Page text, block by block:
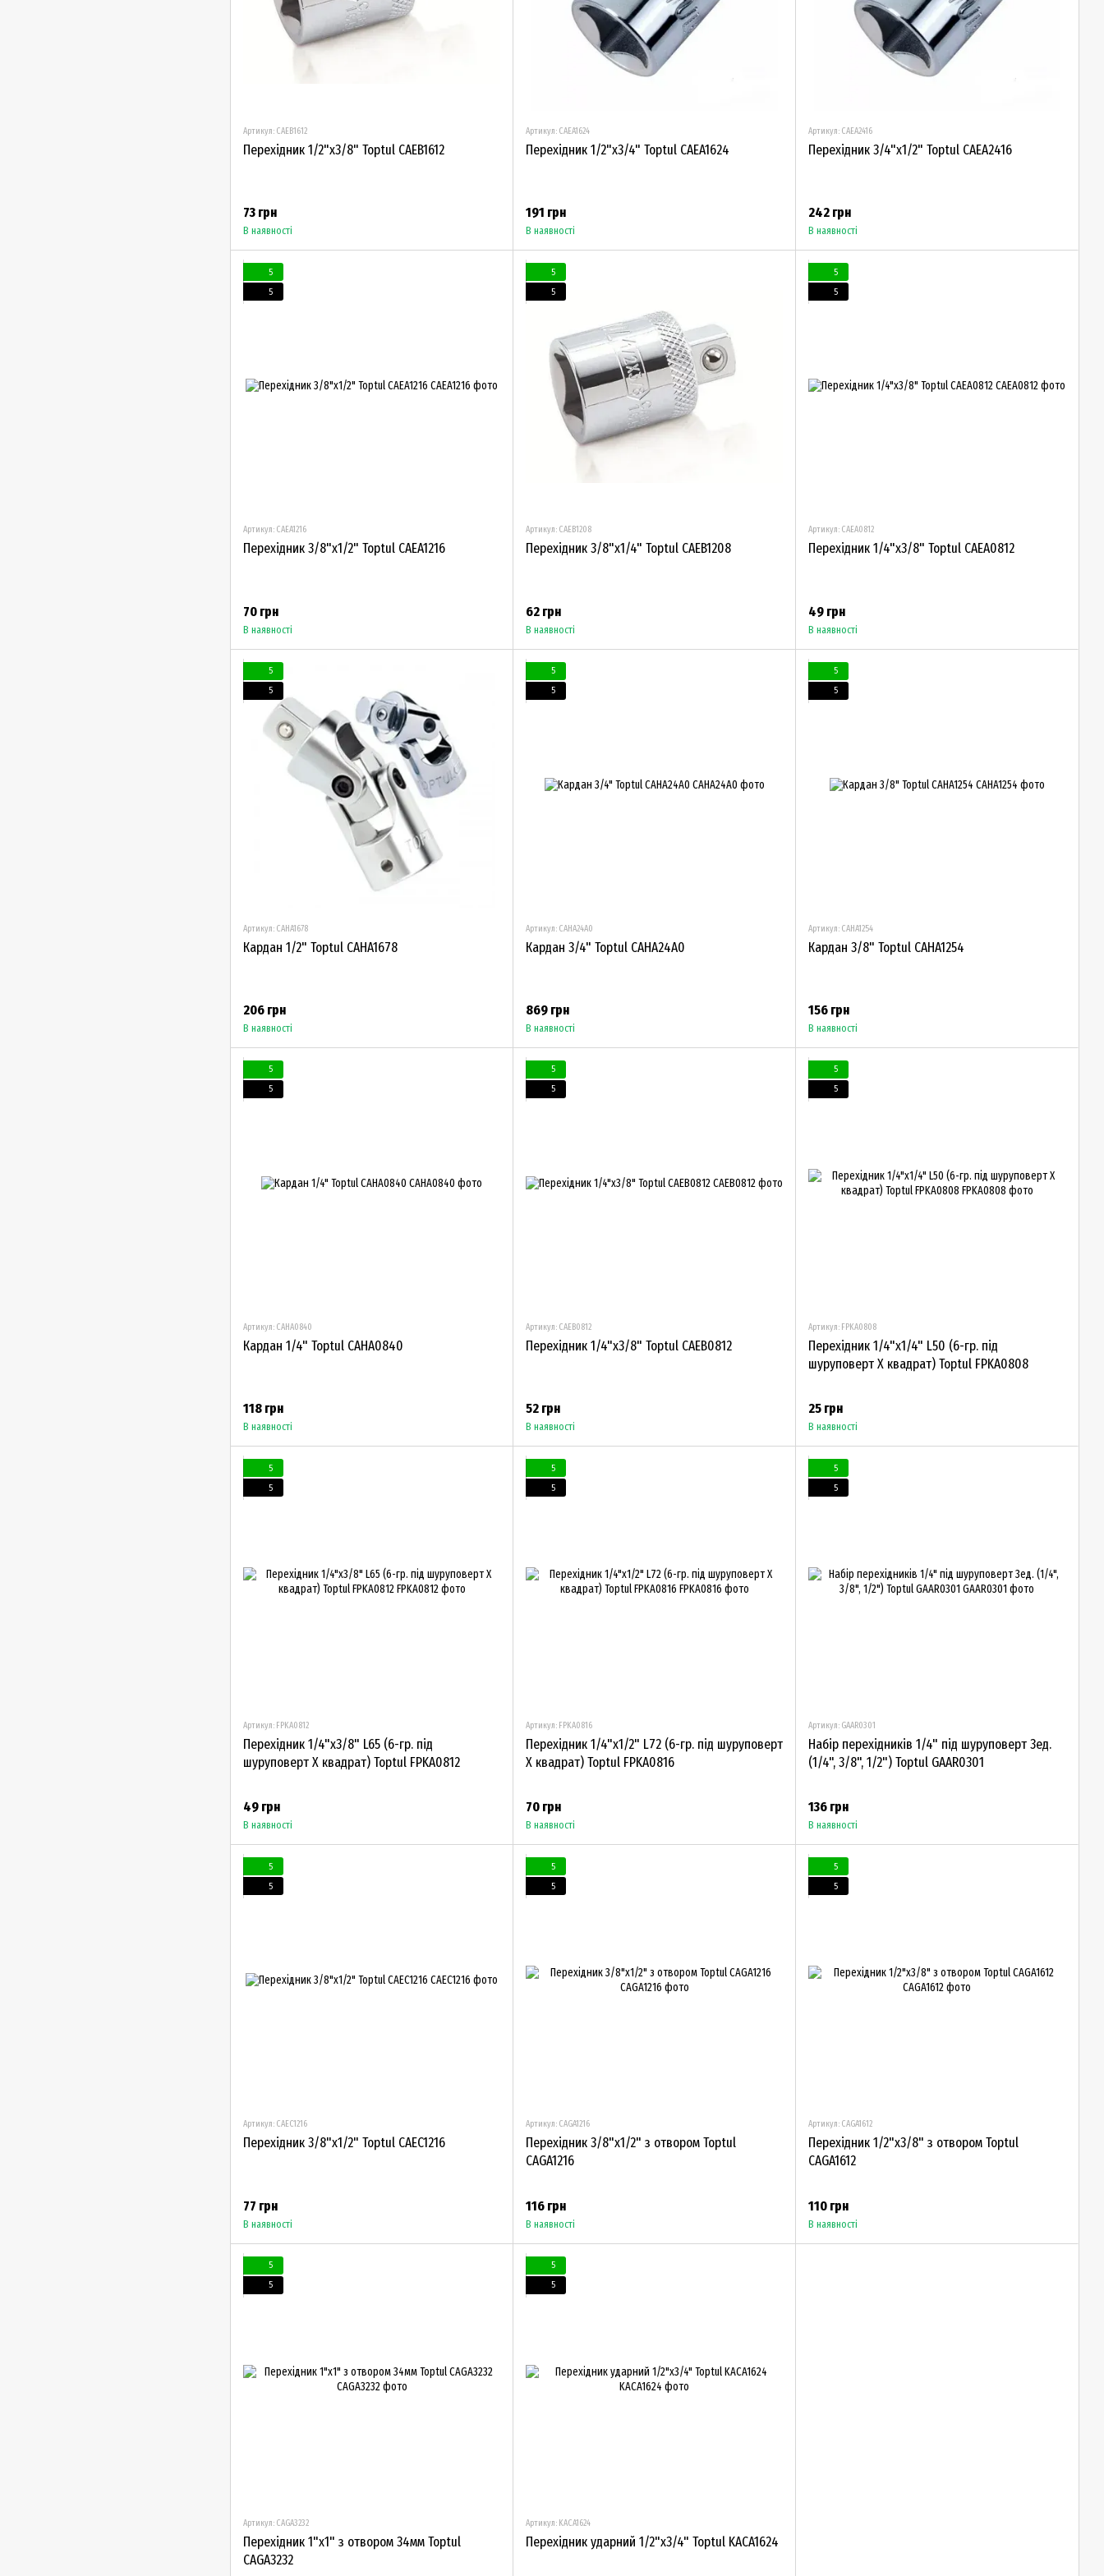
Артикул: CAEB1612
Перехідник 1/2"х3/8" Toptul CAEB1612
73 грн
В наявності
Артикул: CAEA1624
Перехідник 1/2"х3/4" Toptul CAEA1624
191 грн
В наявності
Артикул: CAEA2416
Перехідник 3/4"х1/2" Toptul CAEA2416
242 грн
В наявності
5
5
Артикул: CAEA1216
Перехідник 3/8"х1/2" Toptul CAEA1216
70 грн
В наявності
5
5
Артикул: CAEB1208
Перехідник 3/8"х1/4" Toptul CAEB1208
62 грн
В наявності
5
5
Артикул: CAEA0812
Перехідник 1/4"х3/8" Toptul CAEA0812
49 грн
В наявності
5
5
Артикул: CAHA1678
Кардан 1/2" Toptul CAHA1678
206 грн
В наявності
5
5
Артикул: CAHA24A0
Кардан 3/4" Toptul CAHA24A0
869 грн
В наявності
5
5
Артикул: CAHA1254
Кардан 3/8" Toptul CAHA1254
156 грн
В наявності
5
5
Артикул: CAHA0840
Кардан 1/4" Toptul CAHA0840
118 грн
В наявності
5
5
Артикул: CAEB0812
Перехідник 1/4"х3/8" Toptul CAEB0812
52 грн
В наявності
5
5
Артикул: FPKA0808
Перехідник 1/4"х1/4" L50 (6-гр. під
шуруповерт Х квадрат) Toptul FPKA0808
25 грн
В наявності
5
5
Артикул: FPKA0812
Перехідник 1/4"х3/8" L65 (6-гр. під
шуруповерт Х квадрат) Toptul FPKA0812
49 грн
В наявності
5
5
Артикул: FPKA0816
Перехідник 1/4"х1/2" L72 (6-гр. під шуруповерт
Х квадрат) Toptul FPKA0816
70 грн
В наявності
5
5
Артикул: GAAR0301
Набір перехідників 1/4" під шуруповерт 3ед.
(1/4", 3/8", 1/2") Toptul GAAR0301
136 грн
В наявності
5
5
Артикул: CAEC1216
Перехідник 3/8"х1/2" Toptul CAEC1216
77 грн
В наявності
5
5
Артикул: CAGA1216
Перехідник 3/8"х1/2" з отвором Toptul
CAGA1216
116 грн
В наявності
5
5
Артикул: CAGA1612
Перехідник 1/2"х3/8" з отвором Toptul
CAGA1612
110 грн
В наявності
5
5
Артикул: CAGA3232
Перехідник 1"х1" з отвором 34мм Toptul
CAGA3232
5
5
Артикул: KACA1624
Перехідник ударний 1/2"х3/4" Toptul KACA1624